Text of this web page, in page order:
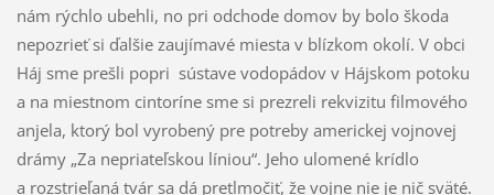
nám rýchlo ubehli, no pri odchode domov by bolo škoda
nepozrieť si ďalšie zaujímavé miesta v blízkom okolí. V obci
Háj sme prešli popri sústave vodopádov v Hájskom potoku
a na miestnom cintoríne sme si prezreli rekvizitu filmového
anjela, ktorý bol vyrobený pre potreby americkej vojnovej
drámy „Za nepriateľskou líniou“. Jeho ulomené krídlo
a rozstrieľaná tvár sa dá pretlmočiť, že vojne nie je nič sväté.